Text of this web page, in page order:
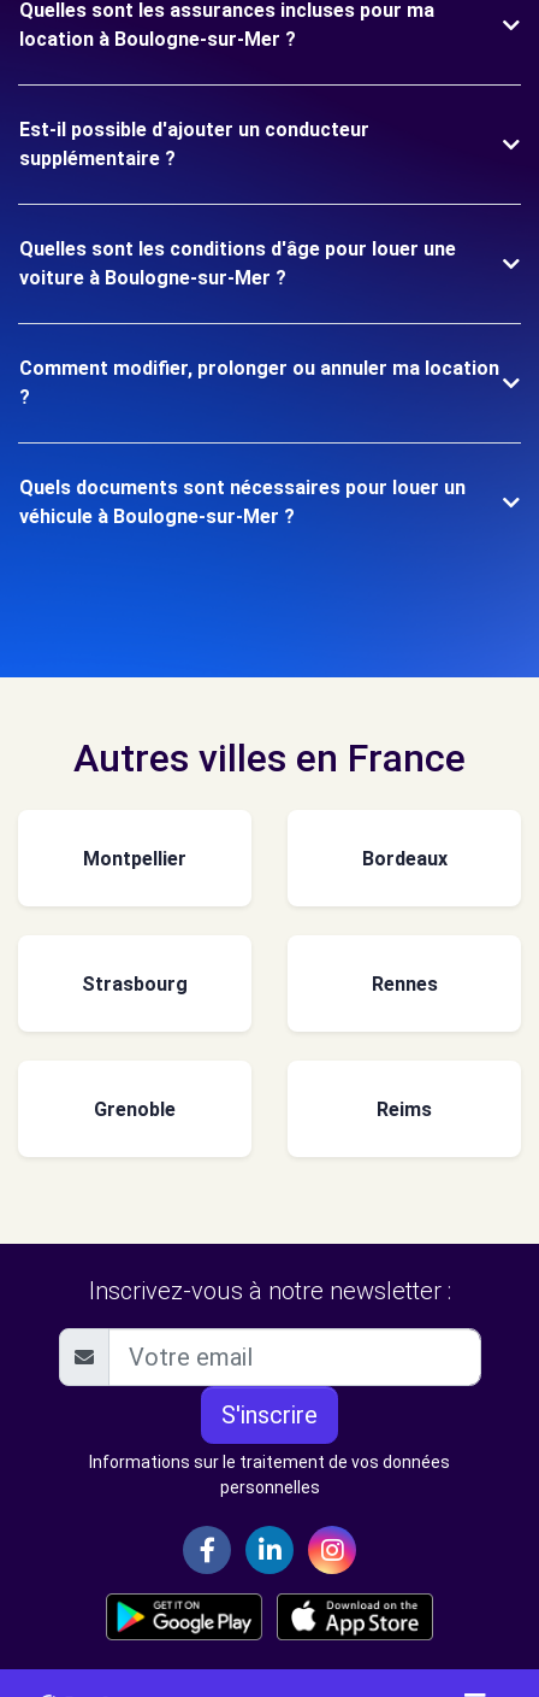
Quelles sont les assurances incluses pour ma
location à Boulogne-sur-Mer ?
Est-il possible d'ajouter un conducteur
supplémentaire ?
Quelles sont les conditions d'âge pour louer une
voiture à Boulogne-sur-Mer ?
Comment modifier, prolonger ou annuler ma location
?
Quels documents sont nécessaires pour louer un
véhicule à Boulogne-sur-Mer ?
Autres villes en France
Montpellier Bordeaux
Strasbourg Rennes
Grenoble Reims
Inscrivez-vous à notre newsletter :
S'inscrire
Informations sur le traitement de vos données
personnelles